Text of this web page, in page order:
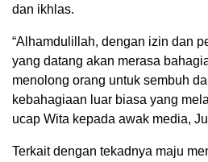
dan ikhlas.
“Alhamdulillah, dengan izin dan
yang datang akan merasa
menolong orang untuk sembuh
kebahagiaan luar biasa yang
ucap Wita kepada awak media,
Terkait dengan tekadnya maju